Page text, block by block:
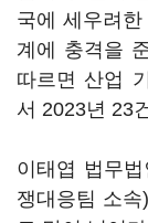
국에 세우려
계에 충격을
따르면 산업
서 2023년 23
이태엽 법무
쟁대응팀 소속